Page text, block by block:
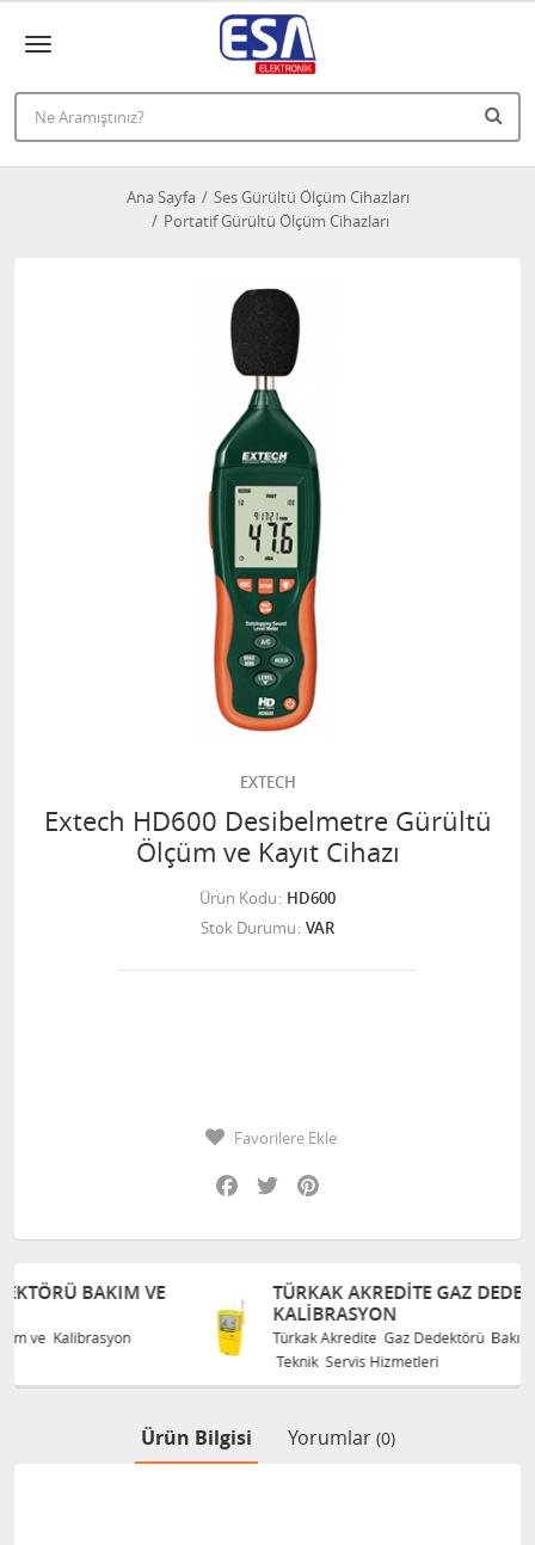
Ana Sayfa
Ses Gürültü Ölçüm Cihazları
Portatif Gürültü Ölçüm Cihazları
EXTECH
Extech HD600 Desibelmetre Gürültü
Ölçüm ve Kayıt Cihazı
Ürün Kodu HD600
Stok Durumu VAR
Favorilere Ekle
Facebook
Twitter
TÜRKAK AKREDITE GAZ DEDEKTÖRÜ BAKIM VE
KALIBRASYON
Türkak Akredite Gaz Dedektörü Bakım ve Kalibrasyon
Teknik Servis Hizmetleri
Ürün Bilgisi Yorumlar (0)